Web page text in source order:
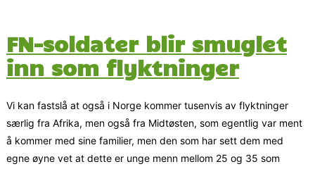
FN-soldater blir smuglet
inn som flyktninger
Vi kan fastslå at også i Norge kommer tusenvis av flyktninger
særlig fra Afrika, men også fra Midtøsten, som egentlig var ment
å kommer med sine familier, men den som har sett dem med
egne øyne vet at dette er unge menn mellom 25 og 35 som